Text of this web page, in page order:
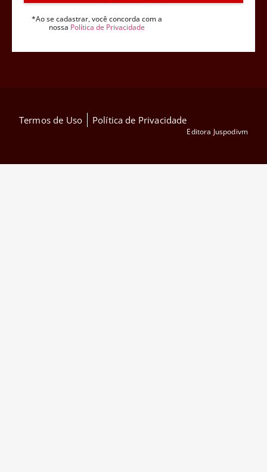
*Ao se cadastrar, você concorda com a
nossa Política de Privacidade
Termos de Uso Política de Privacidade
Editora Juspodivm